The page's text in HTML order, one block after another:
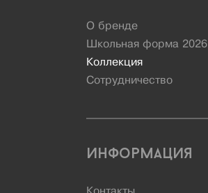
О бренде
Школьная форма 2026
Коллекция
Сотрудничество
Информация